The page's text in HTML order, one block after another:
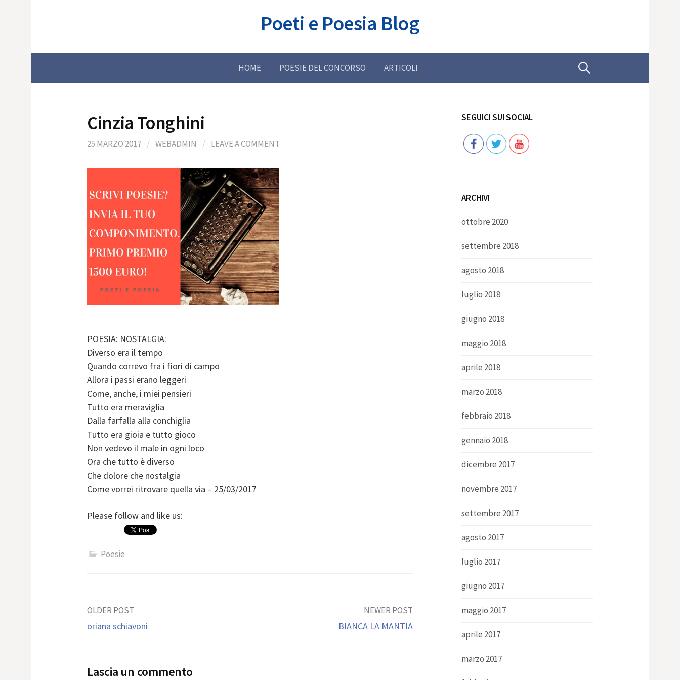
Poeti e Poesia Blog
HOME POESIE DEL CONCORSO ARTICOLI Ricerca
Cinzia Tonghini
25 MARZO 2017 / WEBADMIN / LEAVE A COMMENT
POESIA: NOSTALGIA:
Diverso era il tempo
Quando correvo fra i fiori di campo
Allora i passi erano leggeri
Come, anche, i miei pensieri
Tutto era meraviglia
Dalla farfalla alla conchiglia
Tutto era gioia e tutto gioco
Non vedevo il male in ogni loco
Ora che tutto è diverso
Che dolore che nostalgia
Come vorrei ritrovare quella via – 25/03/2017
Please follow and like us:
Poesie
Post
OLDER POST
oriana schiavoni
NEWER POST
BIANCA LA MANTIA
Lascia un commento
SEGUICI SUI SOCIAL
Follow
ARCHIVI
ottobre 2020
settembre 2018
agosto 2018
luglio 2018
giugno 2018
maggio 2018
aprile 2018
marzo 2018
febbraio 2018
gennaio 2018
dicembre 2017
novembre 2017
settembre 2017
agosto 2017
luglio 2017
giugno 2017
maggio 2017
aprile 2017
marzo 2017